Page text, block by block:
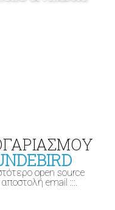
open source
email :::.